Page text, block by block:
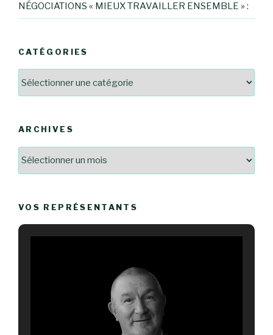
NÉGOCIATIONS « MIEUX TRAVAILLER ENSEMBLE » :
CATÉGORIES
ARCHIVES
VOS REPRÉSENTANTS